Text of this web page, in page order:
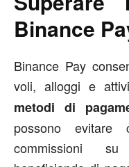
Binance
Binance Pay
voli, alloggi e
metodi di
possono
commissioni su